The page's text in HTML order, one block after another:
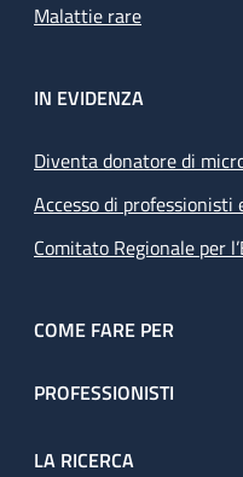
Malattie rare
IN EVIDENZA
Diventa donatore di
Accesso di
Comitato Regionale per
COME FARE PER
PROFESSIONISTI
LA RICERCA